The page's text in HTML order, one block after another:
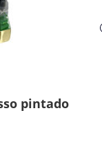
pintado